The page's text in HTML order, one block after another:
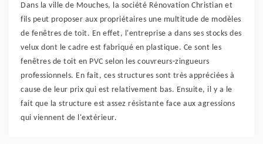
Dans la ville de Mouches, la société Rénovation Christian et
fils peut proposer aux propriétaires une multitude de modèles
de fenêtres de toit. En effet, l'entreprise a dans ses stocks des
velux dont le cadre est fabriqué en plastique. Ce sont les
fenêtres de toit en PVC selon les couvreurs-zingueurs
professionnels. En fait, ces structures sont très appréciées à
cause de leur prix qui est relativement bas. Ensuite, il y a le
fait que la structure est assez résistante face aux agressions
qui viennent de l'extérieur.